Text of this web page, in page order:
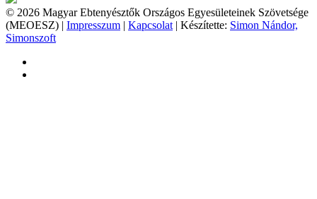
© 2026 Magyar Ebtenyésztők Országos Egyesületeinek Szövetsége
(MEOESZ) | Impresszum | Kapcsolat | Készítette: Simon Nándor,
Simonszoft